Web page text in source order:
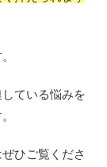
ている悩みを
ひご覧くださ